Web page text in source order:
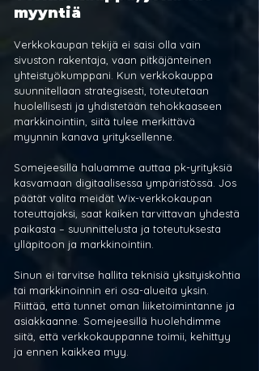
myyntiä
Verkkokaupan tekijä ei saisi olla vain
sivuston rakentaja, vaan pitkäjänteinen
yhteistyökumppani. Kun verkkokauppa
suunnitellaan strategisesti, toteutetaan
huolellisesti ja yhdistetään tehokkaaseen
markkinointiin, siitä tulee merkittävä
myynnin kanava yrityksellenne.
Somejeesillä haluamme auttaa pk-yrityksiä
kasvamaan digitaalisessa ympäristössä. Jos
päätät valita meidät Wix-verkkokaupan
toteuttajaksi, saat kaiken tarvittavan yhdestä
paikasta – suunnittelusta ja toteutuksesta
ylläpitoon ja markkinointiin.
Sinun ei tarvitse hallita teknisiä yksityiskohtia
tai markkinoinnin eri osa-alueita yksin.
Riittää, että tunnet oman liiketoimintanne ja
asiakkaanne. Somejeesillä huolehdimme
siitä, että verkkokauppanne toimii, kehittyy
ja ennen kaikkea myy.